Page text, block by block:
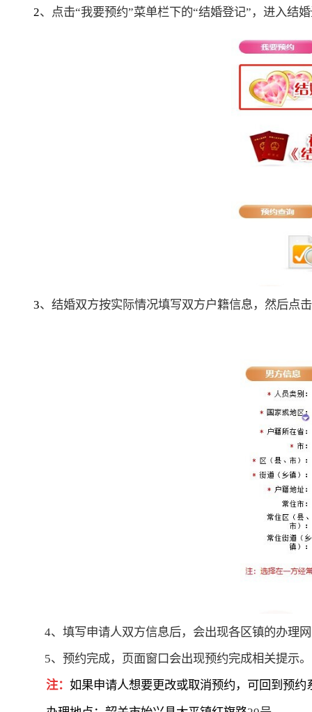
2、点击“我要预约”菜单栏下的“结婚登记”，进入结
3、结婚双方按实际情况填写双方户籍信息，然后点
4、填写申请人双方信息后，会出现各区镇的办理
5、预约完成，页面窗口会出现预约完成相关提示。
注：如果申请人想要更改或取消预约，可回到预约